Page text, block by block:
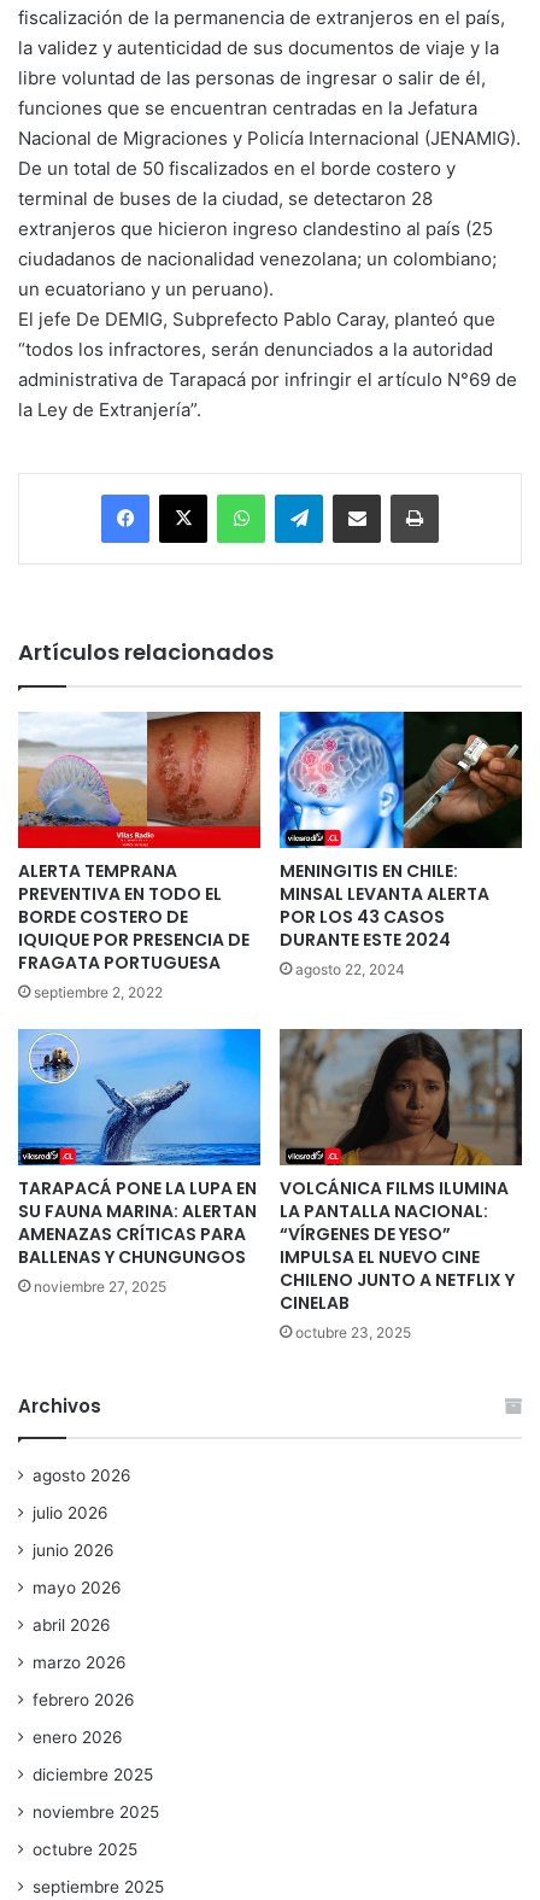
fiscalización de la permanencia de extranjeros en el país,
la validez y autenticidad de sus documentos de viaje y la
libre voluntad de las personas de ingresar o salir de él,
funciones que se encuentran centradas en la Jefatura
Nacional de Migraciones y Policía Internacional (JENAMIG).
De un total de 50 fiscalizados en el borde costero y
terminal de buses de la ciudad, se detectaron 28
extranjeros que hicieron ingreso clandestino al país (25
ciudadanos de nacionalidad venezolana; un colombiano;
un ecuatoriano y un peruano).
El jefe De DEMIG, Subprefecto Pablo Caray, planteó que
“todos los infractores, serán denunciados a la autoridad
administrativa de Tarapacá por infringir el artículo N°69 de
la Ley de Extranjería”.
Facebook
X WhatsAppTelegramEnviar vía email Imprimir
Artículos relacionados
ALERTA TEMPRANA
PREVENTIVA EN TODO EL
BORDE COSTERO DE
IQUIQUE POR PRESENCIA DE
FRAGATA PORTUGUESA
septiembre 2, 2022
MENINGITIS EN CHILE:
MINSAL LEVANTA ALERTA
POR LOS 43 CASOS
DURANTE ESTE 2024
agosto 22, 2024
TARAPACÁ PONE LA LUPA EN
SU FAUNA MARINA: ALERTAN
AMENAZAS CRÍTICAS PARA
BALLENAS Y CHUNGUNGOS
noviembre 27, 2025
VOLCÁNICA FILMS ILUMINA
LA PANTALLA NACIONAL:
“VÍRGENES DE YESO”
IMPULSA EL NUEVO CINE
CHILENO JUNTO A NETFLIX Y
CINELAB
octubre 23, 2025
Archivos
agosto 2026
julio 2026
junio 2026
mayo 2026
abril 2026
marzo 2026
febrero 2026
enero 2026
diciembre 2025
noviembre 2025
octubre 2025
septiembre 2025